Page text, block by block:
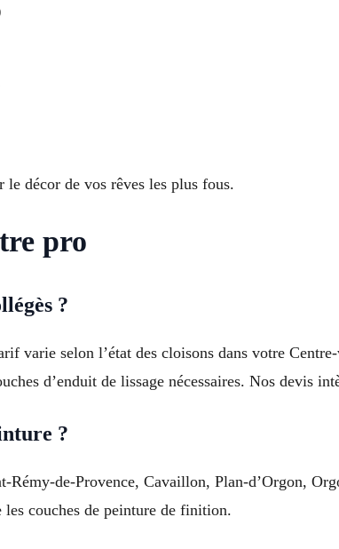
le décor de vos rêves les plus fous.
pro
?
varie selon l’état des cloisons dans votre
d’enduit de lissage nécessaires. Nos devis
?
Rémy-de-Provence, Cavaillon, Plan-d’Orgon,
couches de peinture de finition.